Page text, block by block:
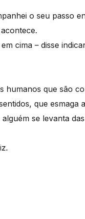
o seu passo
cima – disse
humanos que são
que
se levanta